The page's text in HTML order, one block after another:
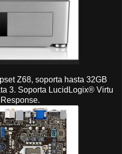
Z68, soporta hasta 32GB
3. Soporta LucidLogix® Virtu